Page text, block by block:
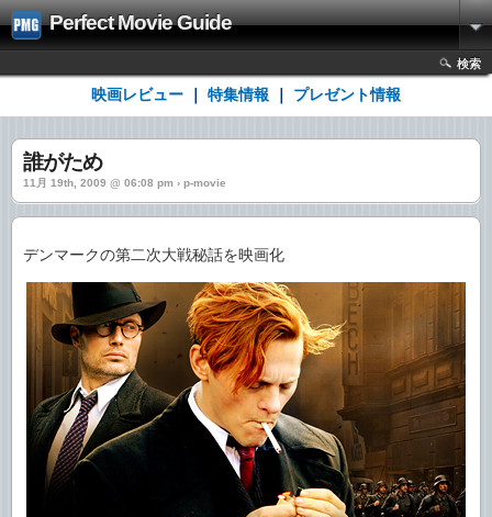
Perfect Movie Guide
検索
映画レビュー 特集情報 プレゼント情報
誰がため
11月 19th, 2009 @ 06:08 pm › p-movie
デンマークの第二次大戦秘話を映画化